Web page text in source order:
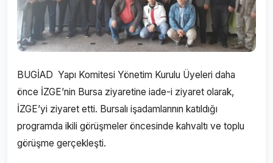
BUGİAD Yapı Komitesi Yönetim Kurulu Üyeleri daha
önce İZGE’nin Bursa ziyaretine iade-i ziyaret olarak,
İZGE’yi ziyaret etti. Bursalı işadamlarının katıldığı
programda ikili görüşmeler öncesinde kahvaltı ve toplu
görüşme gerçekleşti.